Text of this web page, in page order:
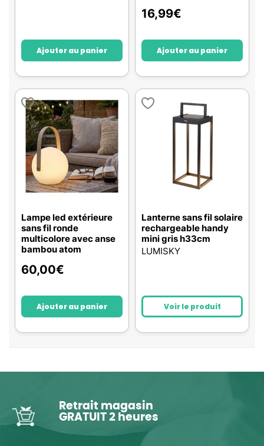
Ajouter au panier
16,99€
Ajouter au panier
Lampe led extérieure
sans fil ronde
multicolore avec anse
bambou atom
60,00€
Ajouter au panier
Lanterne sans fil solaire
rechargeable handy
mini gris h33cm
LUMISKY
Voir le produit
Retrait magasin
GRATUIT 2 heures